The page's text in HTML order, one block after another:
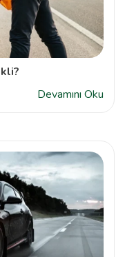
Devamını Oku